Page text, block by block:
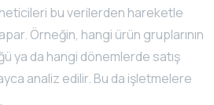
bu verilerden hareketle
Örneğin, hangi ürün gruplarının
ya da hangi dönemlerde satış
analiz edilir. Bu da işletmelere